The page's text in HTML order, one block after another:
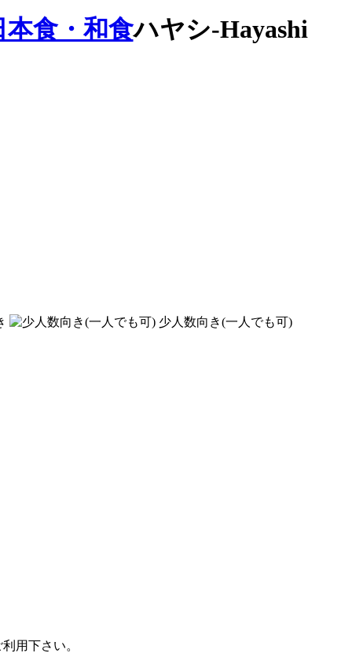
本食・和食ハヤシ-Hayashi
少人数向き(一人でも可)
用下さい。